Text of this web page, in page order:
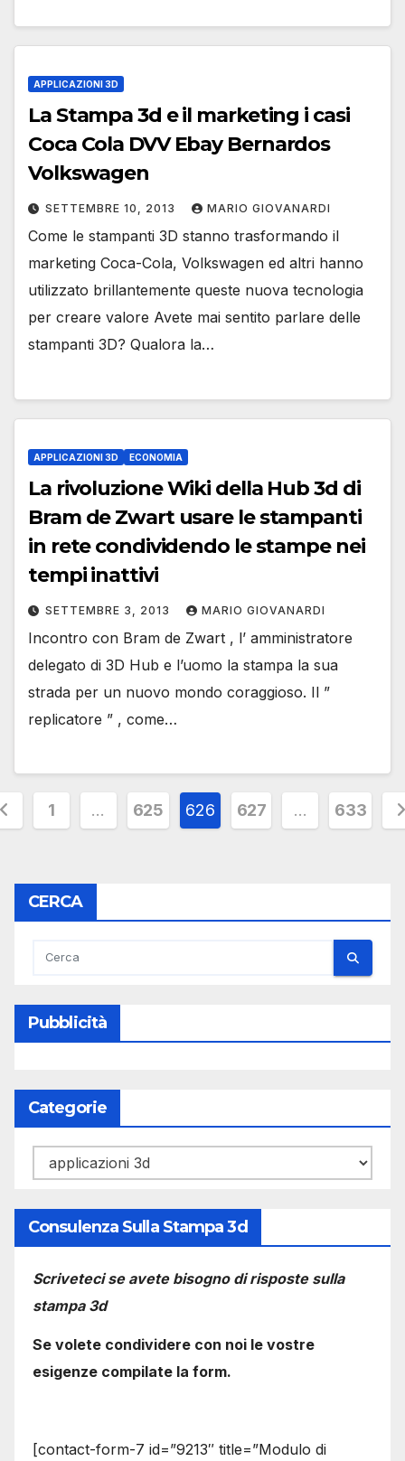
APPLICAZIONI 3D
La Stampa 3d e il marketing i casi
Coca Cola DVV Ebay Bernardos
Volkswagen
SETTEMBRE 10, 2013 MARIO GIOVANARDI
Come le stampanti 3D stanno trasformando il
marketing Coca-Cola, Volkswagen ed altri hanno
utilizzato brillantemente queste nuova tecnologia
per creare valore Avete mai sentito parlare delle
stampanti 3D? Qualora la…
APPLICAZIONI 3D ECONOMIA
La rivoluzione Wiki della Hub 3d di
Bram de Zwart usare le stampanti
in rete condividendo le stampe nei
tempi inattivi
SETTEMBRE 3, 2013 MARIO GIOVANARDI
Incontro con Bram de Zwart , l’ amministratore
delegato di 3D Hub e l’uomo la stampa la sua
strada per un nuovo mondo coraggioso. Il ”
replicatore ” , come…
1 … 625 626 627 … 633
CERCA
Pubblicità
Categorie
Categorie
Consulenza Sulla Stampa 3d
Scriveteci se avete bisogno di risposte sulla
stampa 3d
Se volete condividere con noi le vostre
esigenze compilate la form.
[contact-form-7 id=”9213″ title=”Modulo di